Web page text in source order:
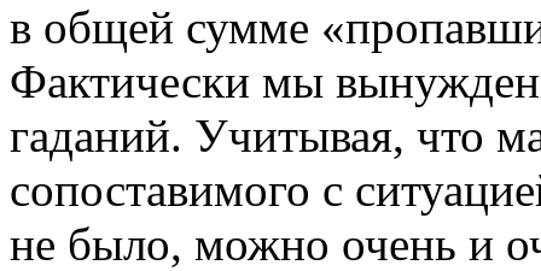
в общей сумме
Фактически мы
гаданий. Учитывая, что
сопоставимого с
не было, можно очень и